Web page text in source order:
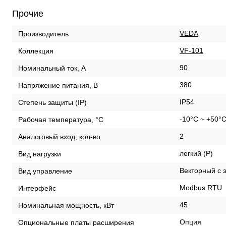
Прочие
Производитель VEDA
Коллекция VF-101
Номинальный ток, А 90
Напряжение питания, В 380
Степень защиты (IP) IP54
Рабочая температура, °С -10°C ~ +50°C
Аналоговый вход, кол-во 2
Вид нагрузки легкий (P)
Вид управление Векторный с
Интерфейс Modbus RTU
Номинальная мощность, кВт 45
Опциональные платы расширения Опция